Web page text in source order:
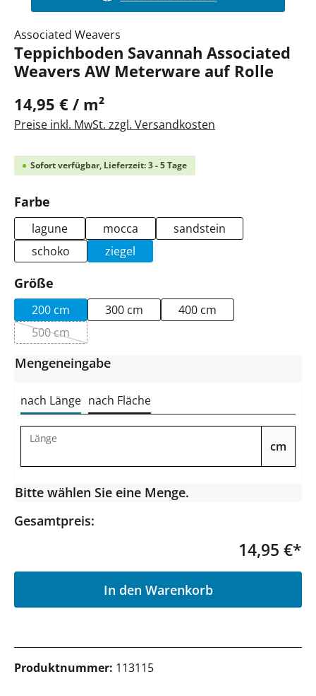
Associated Weavers
Teppichboden Savannah Associated
Weavers AW Meterware auf Rolle
14,95 € / m²
Preise inkl. MwSt. zzgl. Versandkosten
Sofort verfügbar, Lieferzeit: 3 - 5 Tage
Farbe
lagune mocca
sandstein
schoko
ziegel
Größe
200 cm 300 cm
400 cm
500 cm(Diese Option ist zurzeit nicht verfügbar.)
Mengeneingabe
nach Länge nach Fläche
Länge
cm
Bitte wählen Sie eine Menge.
Gesamtpreis:
14,95 €*
In den Warenkorb
Produktnummer: 113115